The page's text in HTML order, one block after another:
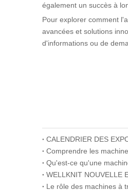
également un succès à
Pour explorer comment
avancées et solutions
d'informations ou de
CALENDRIER DES
Comprendre les
Qu'est-ce qu'une
WELLKNIT NOUVELLE
Le rôle des machines à